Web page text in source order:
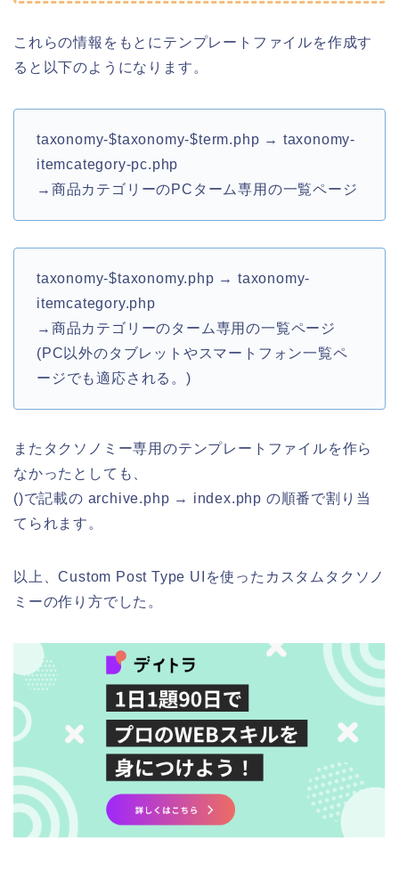
これらの情報をもとにテンプレートファイルを作成す
ると以下のようになります。
taxonomy-$taxonomy-$term.php → taxonomy-
itemcategory-pc.php
→商品カテゴリーのPCターム専用の一覧ページ
taxonomy-$taxonomy.php → taxonomy-
itemcategory.php
→商品カテゴリーのターム専用の一覧ページ
(PC以外のタブレットやスマートフォン一覧ペ
ージでも適応される。)
またタクソノミー専用のテンプレートファイルを作ら
なかったとしても、
()で記載の archive.php → index.php の順番で割り当
てられます。
以上、Custom Post Type UIを使ったカスタムタクソノ
ミーの作り方でした。